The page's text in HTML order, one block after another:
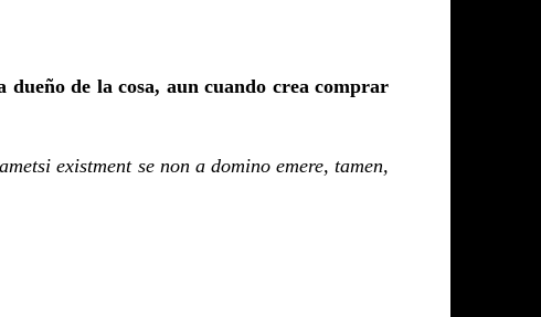
de la cosa, aun cuando crea comprar
existment se non a domino emere, tamen,